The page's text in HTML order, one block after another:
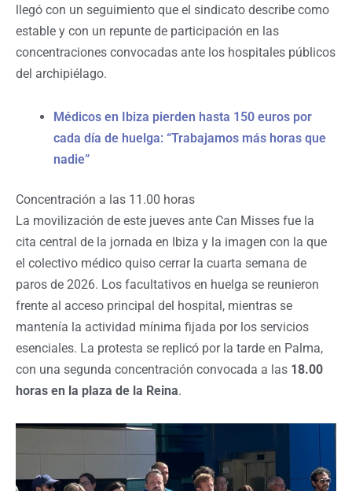
llegó con un seguimiento que el sindicato describe como
estable y con un repunte de participación en las
concentraciones convocadas ante los hospitales públicos
del archipiélago.
Médicos en Ibiza pierden hasta 150 euros por
cada día de huelga: “Trabajamos más horas que
nadie”
Concentración a las 11.00 horas
La movilización de este jueves ante Can Misses fue la
cita central de la jornada en Ibiza y la imagen con la que
el colectivo médico quiso cerrar la cuarta semana de
paros de 2026. Los facultativos en huelga se reunieron
frente al acceso principal del hospital, mientras se
mantenía la actividad mínima fijada por los servicios
esenciales. La protesta se replicó por la tarde en Palma,
con una segunda concentración convocada a las 18.00
horas en la plaza de la Reina.